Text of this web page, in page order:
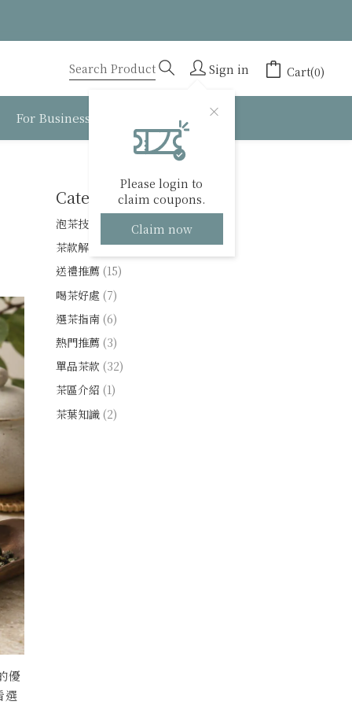
Sign in
Please login to
claim coupons.
Claim now
Cart(0)
For Business About BESTEA
優
選
Categories
泡茶技巧
茶款解析(40)
送禮推薦 (15)
喝茶好處 (7)
選茶指南 (6)
熱門推薦 (3)
單品茶款 (32)
茶區介紹 (1)
茶葉知識 (2)